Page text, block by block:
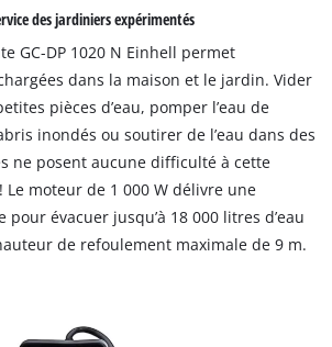
des jardiniers expérimentés
GC-DP 1020 N Einhell permet
chargées dans la maison et le jardin. Vider
pièces d’eau, pomper l’eau de
inondés ou soutirer de l’eau dans des
ne posent aucune difficulté à cette
Le moteur de 1 000 W délivre une
évacuer jusqu’à 18 000 litres d’eau
de refoulement maximale de 9 m.